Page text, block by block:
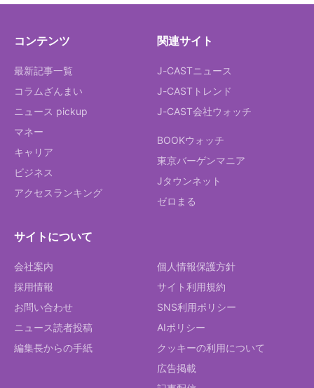
コンテンツ
最新記事一覧
コラムざんまい
ニュース pickup
マネー
キャリア
ビジネス
アクセスランキング
関連サイト
J-CASTニュース
J-CASTトレンド
J-CAST会社ウォッチ
BOOKウォッチ
東京バーゲンマニア
Jタウンネット
ゼロまる
サイトについて
会社案内
採用情報
お問い合わせ
ニュース読者投稿
編集長からの手紙
個人情報保護方針
サイト利用規約
SNS利用ポリシー
AIポリシー
クッキーの利用について
広告掲載